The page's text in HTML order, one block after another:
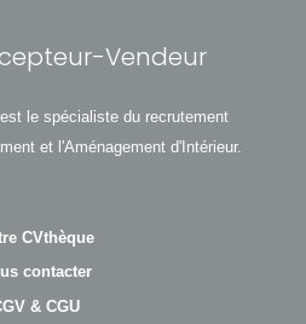
Vendeur
le spécialiste du recrutement
et l'Aménagement d'Intérieur.
CVthèque
contacter
& CGU